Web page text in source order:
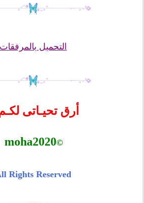
التحميل بالمرفقات
أرق تحيـاتى
moha2020©
Rights Reserved